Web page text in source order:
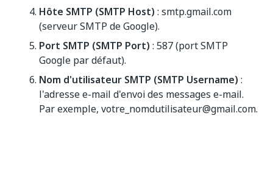
Hôte SMTP (SMTP Host) : smtp.gmail.com
(serveur SMTP de Google).
Port SMTP (SMTP Port) : 587 (port SMTP
Google par défaut).
Nom d'utilisateur SMTP (SMTP Username) :
l'adresse e-mail d'envoi des messages e-mail.
Par exemple, votre_nomdutilisateur@gmail.com.